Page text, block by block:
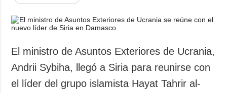
Política
Economía
Sociedad y
Cultura
Deportes
protección de
El ministro de Asuntos Exteriores de Ucrania,
Andrii Sybiha, llegó a Siria para reunirse con
el líder del grupo islamista Hayat Tahrir al-